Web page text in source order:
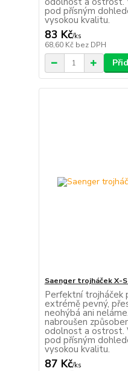
pod přísným
vysokou kvalitu.
83 Kč/ks
68,60 Kč bez DPH
Saenger trojháček X-
Perfektní trojháček
extrémě pevný,
neohýbá ani
nabroušen
odolnost a ostrost.
pod přísným
vysokou kvalitu.
87 Kč/ks